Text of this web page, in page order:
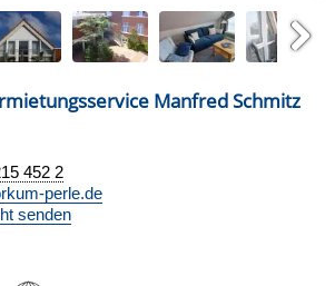
Manfred Schmitz
452 2
perle.de
senden